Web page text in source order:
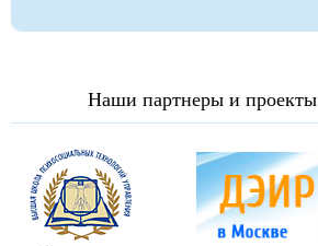
Наши партнеры и проекты